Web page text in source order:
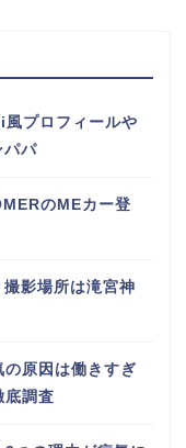
風プロフィールや
パパ
のMEカー登
影場所は滝宮神
の原因は働きすぎ
底調査